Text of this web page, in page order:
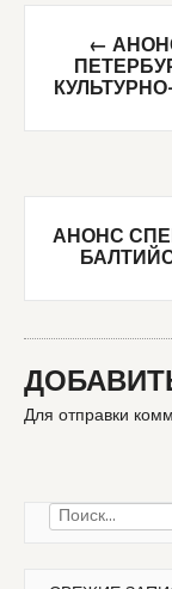
Post←
АНОНС
Для отправки
Найти: